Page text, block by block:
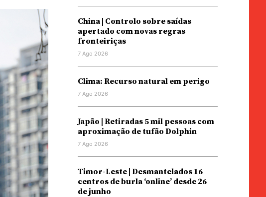
China | Controlo sobre saídas
apertado com novas regras
fronteiriças
7 Ago 2026
Clima: Recurso natural em perigo
7 Ago 2026
Japão | Retiradas 5 mil pessoas com
aproximação de tufão Dolphin
7 Ago 2026
Timor-Leste | Desmantelados 16
centros de burla ‘online’ desde 26
de junho